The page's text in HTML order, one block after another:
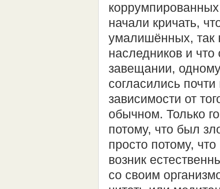
начали кричать,
умалишённых, так
наследников и
завещании,
согласились
зависимости от
обычном. Только
потому, что был
просто потому,
возник
со своим